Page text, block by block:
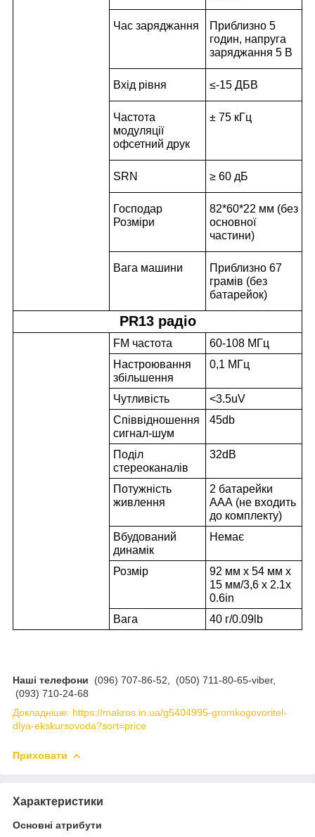
Час заряджання
Приблизно 5
годин, напруга
заряджання 5 В
Вхід рівня ≤-15 ДБВ
Частота
модуляції
офсетний друк
± 75 кГц
SRN ≥ 60 дБ
Господар
Розміри
82*60*22 мм (без
основної
частини)
Вага машини
Приблизно 67
грамів (без
батарейок)
PR13 радіо
FM частота
60-108 МГц
Настроювання
збільшення
0,1 МГц
Чутливість
<3.5uV
Співвідношення
сигнал-шум
45db
Поділ
стереоканалів
32dB
Потужність
живлення
2 батарейки
ААА (не входить
до комплекту)
Вбудований
динамік
Немає
Розмір
92 мм x 54 мм x
15 мм/3,6 x 2.1x
0.6in
Вага
40 г/0.09lb
Наші телефони
(096) 707-86-52, (050) 711-80-65-viber,
(093) 710-24-68
Докладніше: https://makros.in.ua/g5404995-gromkogovoritel-
dlya-ekskursovoda?sort=price
Приховати
Характеристики
Основні атрибути